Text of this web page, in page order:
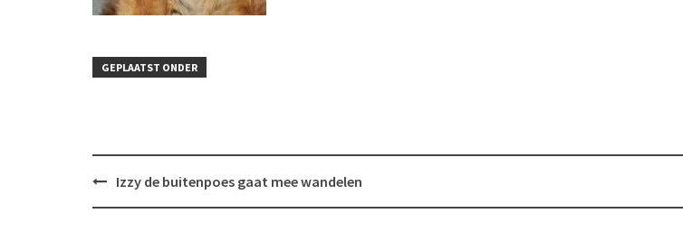
GEPLAATST ONDER
BerichtIzzy de buitenpoes gaat mee wandelen